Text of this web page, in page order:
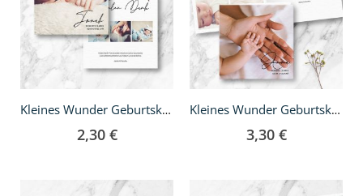
Kleines Wunder Geburtskarte - quadratisch
2,30 €
Kleines Wunder Geburtskarte - Klappkarte quadratisch
3,30 €